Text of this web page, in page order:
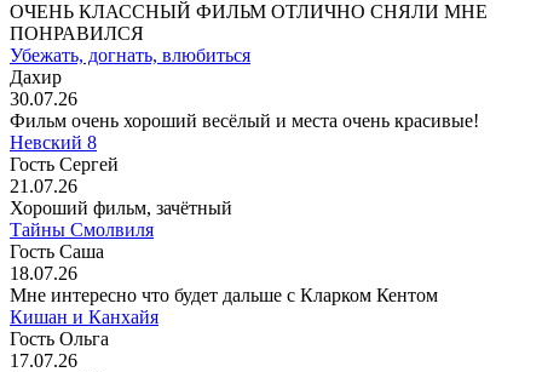
ОЧЕНЬ КЛАССНЫЙ ФИЛЬМ ОТЛИЧНО СНЯЛИ МНЕ
ПОНРАВИЛСЯ
Убежать, догнать, влюбиться
Дахир
30.07.26
Фильм очень хороший весёлый и места очень красивые!
Невский 8
Гость Сергей
21.07.26
Хороший фильм, зачётный
Тайны Смолвиля
Гость Саша
18.07.26
Мне интересно что будет дальше с Кларком Кентом
Кишан и Канхайя
Гость Ольга
17.07.26